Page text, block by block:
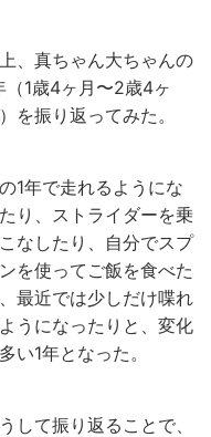
、真ちゃん大ちゃんの
（1歳4ヶ月〜2歳4ヶ
を振り返ってみた。
1年で走れるようにな
り、ストライダーを乗
なしたり、自分でスプ
を使ってご飯を食べた
最近では少しだけ喋れ
うになったりと、変化
い1年となった。
して振り返ることで、